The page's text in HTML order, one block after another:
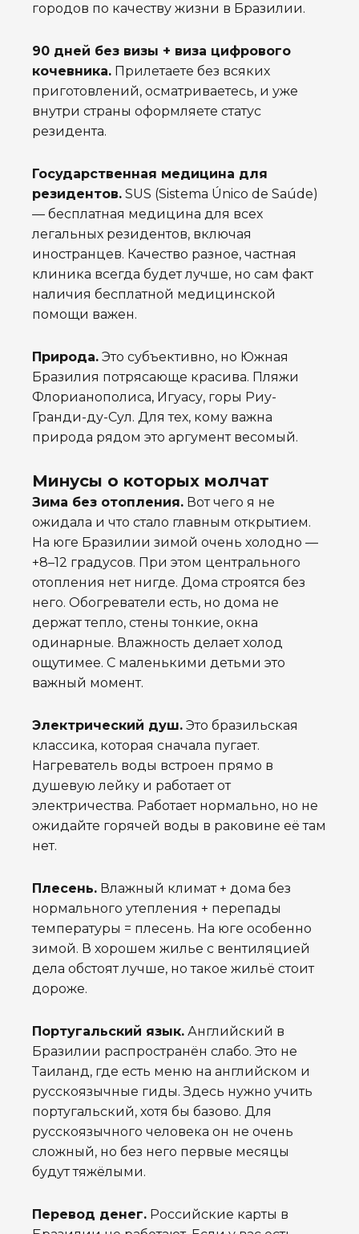
городов по качеству жизни в Бразилии.
90 дней без визы + виза цифрового
кочевника. Прилетаете без всяких
приготовлений, осматриваетесь, и уже
внутри страны оформляете статус
резидента.
Государственная медицина для
резидентов. SUS (Sistema Único de Saúde)
— бесплатная медицина для всех
легальных резидентов, включая
иностранцев. Качество разное, частная
клиника всегда будет лучше, но сам факт
наличия бесплатной медицинской
помощи важен.
Природа. Это субъективно, но Южная
Бразилия потрясающе красива. Пляжи
Флорианополиса, Игуасу, горы Риу-
Гранди-ду-Сул. Для тех, кому важна
природа рядом это аргумент весомый.
Минусы о которых молчат
Зима без отопления. Вот чего я не
ожидала и что стало главным открытием.
На юге Бразилии зимой очень холодно —
+8–12 градусов. При этом центрального
отопления нет нигде. Дома строятся без
него. Обогреватели есть, но дома не
держат тепло, стены тонкие, окна
одинарные. Влажность делает холод
ощутимее. С маленькими детьми это
важный момент.
Электрический душ. Это бразильская
классика, которая сначала пугает.
Нагреватель воды встроен прямо в
душевую лейку и работает от
электричества. Работает нормально, но не
ожидайте горячей воды в раковине её там
нет.
Плесень. Влажный климат + дома без
нормального утепления + перепады
температуры = плесень. На юге особенно
зимой. В хорошем жилье с вентиляцией
дела обстоят лучше, но такое жильё стоит
дороже.
Португальский язык. Английский в
Бразилии распространён слабо. Это не
Таиланд, где есть меню на английском и
русскоязычные гиды. Здесь нужно учить
португальский, хотя бы базово. Для
русскоязычного человека он не очень
сложный, но без него первые месяцы
будут тяжёлыми.
Перевод денег. Российские карты в